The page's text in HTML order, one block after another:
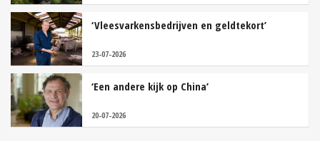
‘Vleesvarkensbedrijven en geldtekort’
23-07-2026
‘Een andere kijk op China’
20-07-2026